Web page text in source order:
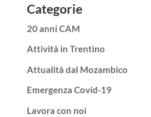
Categorie
20 anni CAM
Attività in Trentino
Attualità dal Mozambico
Emergenza Covid-19
Lavora con noi